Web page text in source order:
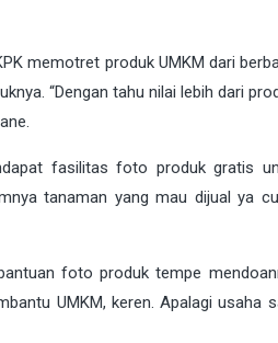
memotret produk UMKM dari
“Dengan tahu nilai lebih dari
fasilitas foto produk gratis
tanaman yang mau dijual ya
foto produk tempe
UMKM, keren. Apalagi usaha